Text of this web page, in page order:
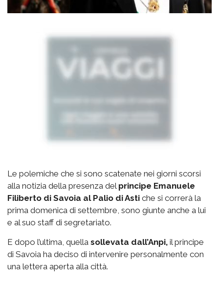
Le polemiche che si sono scatenate nei giorni scorsi
alla notizia della presenza del principe Emanuele
Filiberto di Savoia al Palio di Asti che si correrà la
prima domenica di settembre, sono giunte anche a lui
e al suo staff di segretariato.
E dopo l’ultima, quella sollevata dall’Anpi, il principe
di Savoia ha deciso di intervenire personalmente con
una lettera aperta alla città.